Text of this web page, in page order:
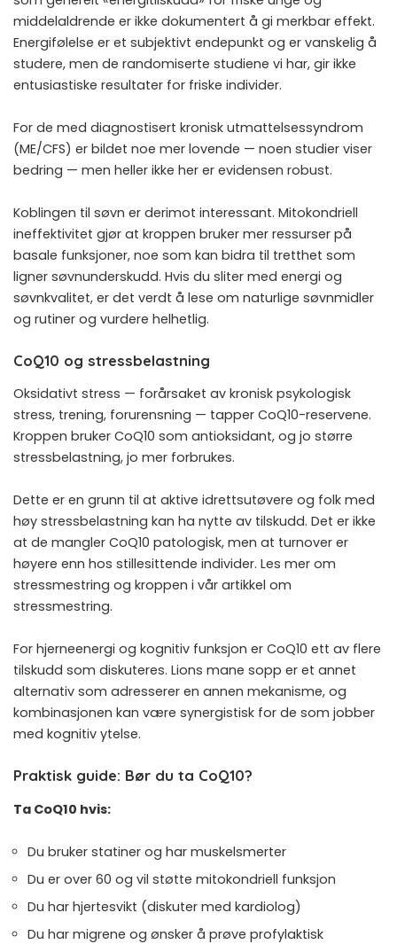
middelaldrende er ikke dokumentert å gi merkbar effekt.
Energifølelse er et subjektivt endepunkt og er vanskelig å
studere, men de randomiserte studiene vi har, gir ikke
entusiastiske resultater for friske individer.
For de med diagnostisert kronisk utmattelsessyndrom
(ME/CFS) er bildet noe mer lovende — noen studier viser
bedring — men heller ikke her er evidensen robust.
Koblingen til søvn er derimot interessant. Mitokondriell
ineffektivitet gjør at kroppen bruker mer ressurser på
basale funksjoner, noe som kan bidra til tretthet som
ligner søvnunderskudd. Hvis du sliter med energi og
søvnkvalitet, er det verdt å lese om naturlige søvnmidler
og rutiner og vurdere helhetlig.
CoQ10 og stressbelastning
Oksidativt stress — forårsaket av kronisk psykologisk
stress, trening, forurensning — tapper CoQ10-reservene.
Kroppen bruker CoQ10 som antioksidant, og jo større
stressbelastning, jo mer forbrukes.
Dette er en grunn til at aktive idrettsutøvere og folk med
høy stressbelastning kan ha nytte av tilskudd. Det er ikke
at de mangler CoQ10 patologisk, men at turnover er
høyere enn hos stillesittende individer. Les mer om
stressmestring og kroppen i vår artikkel om
stressmestring.
For hjerneenergi og kognitiv funksjon er CoQ10 ett av flere
tilskudd som diskuteres. Lions mane sopp er et annet
alternativ som adresserer en annen mekanisme, og
kombinasjonen kan være synergistisk for de som jobber
med kognitiv ytelse.
Praktisk guide: Bør du ta CoQ10?
Ta CoQ10 hvis:
Du bruker statiner og har muskelsmerter
Du er over 60 og vil støtte mitokondriell funksjon
Du har hjertesvikt (diskuter med kardiolog)
Du har migrene og ønsker å prøve profylaktisk